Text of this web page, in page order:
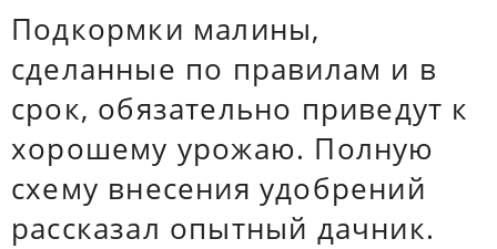
Подкормки малины,
сделанные по правилам и в
срок, обязательно приведут к
хорошему урожаю. Полную
схему внесения удобрений
рассказал опытный дачник.